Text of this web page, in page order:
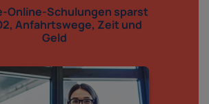
Online-Schulungen sparst
Anfahrtswege, Zeit und
Geld